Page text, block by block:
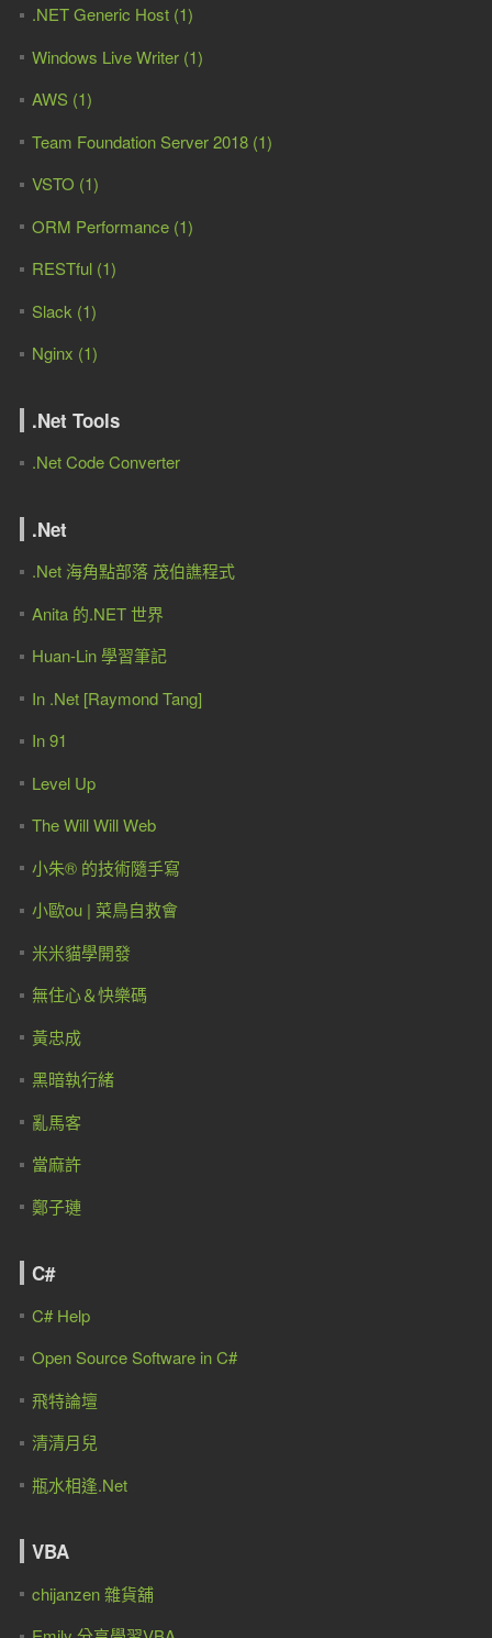
.NET Generic Host (1)
Windows Live Writer (1)
AWS (1)
Team Foundation Server 2018 (1)
VSTO (1)
ORM Performance (1)
RESTful (1)
Slack (1)
Nginx (1)
.Net Tools
.Net Code Converter
.Net
.Net 海角點部落 茂伯譙程式
Anita 的.NET 世界
Huan-Lin 學習筆記
In .Net [Raymond Tang]
In 91
Level Up
The Will Will Web
小朱® 的技術隨手寫
小歐ou | 菜鳥自救會
米米貓學開發
無住心＆快樂碼
黃忠成
黑暗執行緒
亂馬客
當麻許
鄭子璉
C#
C# Help
Open Source Software in C#
飛特論壇
清清月兒
瓶水相逢.Net
VBA
chijanzen 雜貨舖